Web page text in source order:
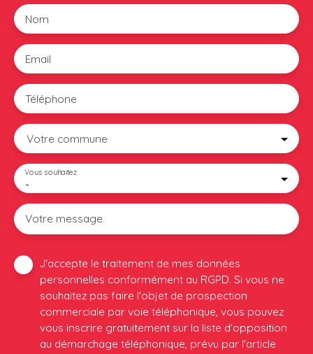
Nom
Email
Téléphone
Votre commune
-
Vous souhaitez
Votre message
J'accepte le traitement de mes données
personnelles conformément au RGPD. Si vous ne
souhaitez pas faire l'objet de prospection
commerciale par voie téléphonique, vous pouvez
vous inscrire gratuitement sur la liste d'opposition
au démarchage téléphonique, prévu par l'article